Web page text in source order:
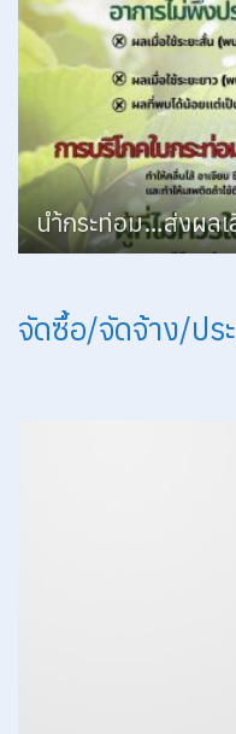
นำ้กระท่อม…ส่งผล
จัดซื้อ/จัดจ้าง/ปร